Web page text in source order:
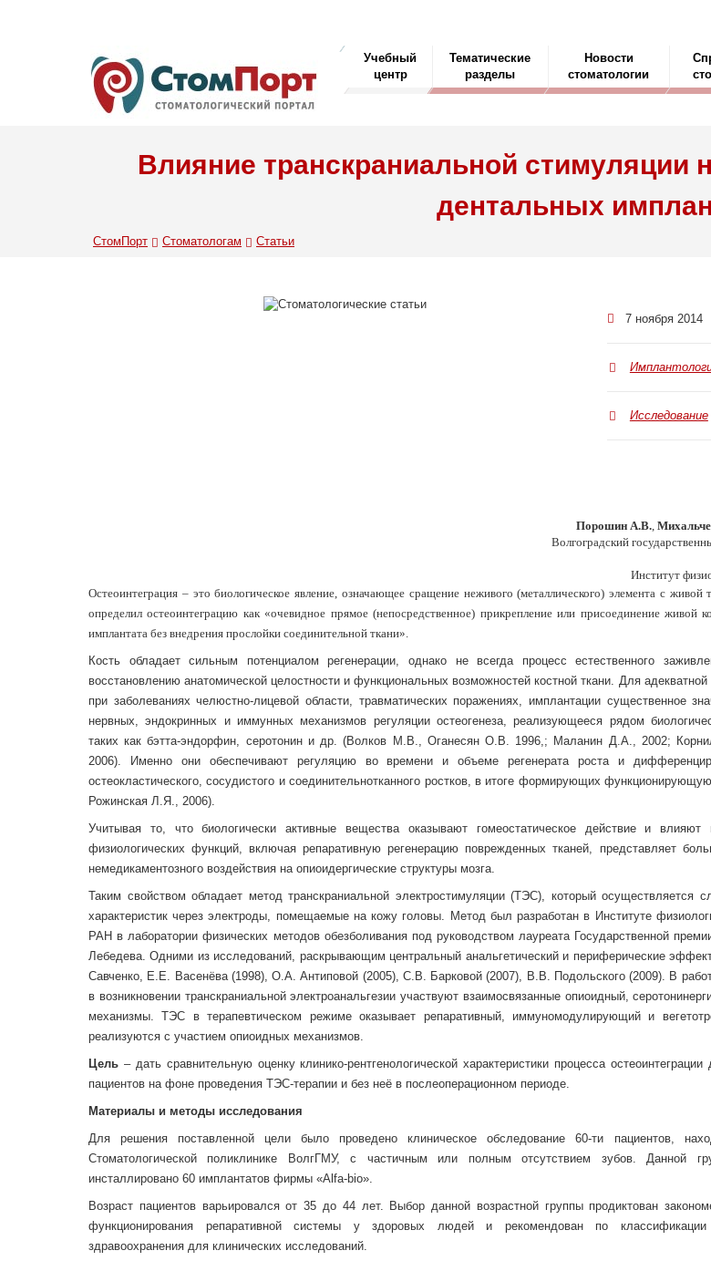
Учебный
центр
Тематические
разделы
Новости
стоматологии
Влияние транскраниальной стимуляции
дентальных
СтомПорт Стоматологам Статьи
7 ноября 2014
Исследование
Порошин А.В.,
Волгоградский
Институт
Остеоинтеграция – это биологическое явление, означающее сращение неживого (металлического) элемента с живой
определил остеоинтеграцию как «очевидное прямое (непосредственное) прикрепление или присоединение живой
имплантата без внедрения прослойки соединительной ткани».
Кость обладает сильным потенциалом регенерации, однако не всегда процесс естественного
восстановлению анатомической целостности и функциональных возможностей костной ткани. Для адекватной
при заболеваниях челюстно-лицевой области, травматических поражениях, имплантации существенное
нервных, эндокринных и иммунных механизмов регуляции остеогенеза, реализующееся рядом
таких как бэтта-эндорфин, серотонин и др. (Волков М.В., Оганесян О.В. 1996,; Маланин Д.А., 2002;
2006). Именно они обеспечивают регуляцию во времени и объеме регенерата роста и
остеокластического, сосудистого и соединительнотканного ростков, в итоге формирующих
Рожинская Л.Я., 2006).
Учитывая то, что биологически активные вещества оказывают гомеостатическое действие и влияют
физиологических функций, включая репаративную регенерацию поврежденных тканей, представляет
немедикаментозного воздействия на опиоидергические структуры мозга.
Таким свойством обладает метод транскраниальной электростимуляции (ТЭС), который осуществляется
характеристик через электроды, помещаемые на кожу головы. Метод был разработан в Институте
РАН в лаборатории физических методов обезболивания под руководством лауреата Государственной
Лебедева. Одними из исследований, раскрывающим центральный анальгетический и периферические
Савченко, Е.Е. Васенёва (1998), О.А. Антиповой (2005), С.В. Барковой (2007), В.В. Подольского (2009). В
в возникновении транскраниальной электроанальгезии участвуют взаимосвязанные опиоидный,
механизмы. ТЭС в терапевтическом режиме оказывает репаративный, иммуномодулирующий и
реализуются с участием опиоидных механизмов.
Цель – дать сравнительную оценку клинико-рентгенологической характеристики процесса
пациентов на фоне проведения ТЭС-терапии и без неё в послеоперационном периоде.
Материалы и методы исследования
Для решения поставленной цели было проведено клиническое обследование 60-ти пациентов,
Стоматологической поликлинике ВолгГМУ, с частичным или полным отсутствием зубов. Данной
инсталлировано 60 имплантатов фирмы «Alfa-bio».
Возраст пациентов варьировался от 35 до 44 лет. Выбор данной возрастной группы продиктован
функционирования репаративной системы у здоровых людей и рекомендован по классификации
здравоохранения для клинических исследований.